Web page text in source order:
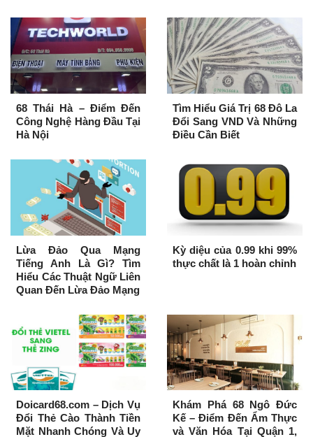
68 Thái Hà – Điểm Đến
Công Nghệ Hàng Đầu Tại
Hà Nội
Tìm Hiểu Giá Trị 68 Đô La
Đổi Sang VND Và Những
Điều Cần Biết
Lừa Đảo Qua Mạng
Tiếng Anh Là Gì? Tìm
Hiểu Các Thuật Ngữ Liên
Quan Đến Lừa Đảo Mạng
Kỳ diệu của 0.99 khi 99%
thực chất là 1 hoàn chỉnh
Doicard68.com – Dịch Vụ
Đổi Thẻ Cào Thành Tiền
Mặt Nhanh Chóng Và Uy
Khám Phá 68 Ngô Đức
Kế – Điểm Đến Ẩm Thực
và Văn Hóa Tại Quận 1,